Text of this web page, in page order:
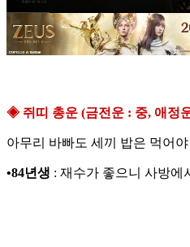
◈ 쥐띠 총운 (금전운 : 중, 애정
아무리 바빠도 세끼 밥은 먹어
•84년생 : 재수가 좋으니 사방에